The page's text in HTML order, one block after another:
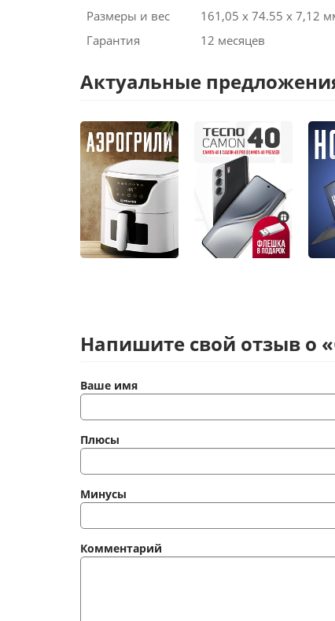
Размеры и вес
161,05 х 74.55 х 7,12
Гарантия
12 месяцев
Актуальные
Напишите свой отзыв о
Ваше имя
Плюсы
Минусы
Комментарий